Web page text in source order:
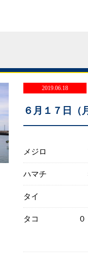
2019.06.18
６月１７日（
メジロ
ハマチ
タイ
タコ